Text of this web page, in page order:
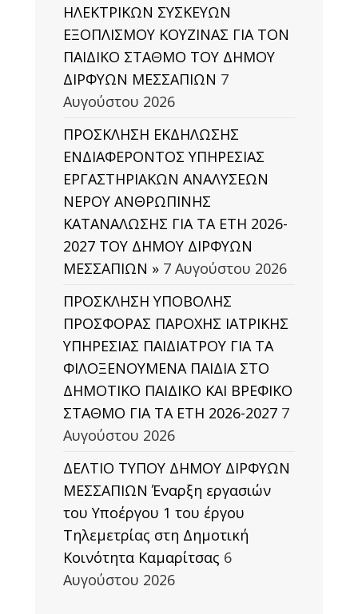
ΗΛΕΚΤΡΙΚΩΝ ΣΥΣΚΕΥΩΝ
ΕΞΟΠΛΙΣΜΟΥ ΚΟΥΖΙΝΑΣ ΓΙΑ ΤΟΝ
ΠΑΙΔΙΚΟ ΣΤΑΘΜΟ ΤΟΥ ΔΗΜΟΥ
ΔΙΡΦΥΩΝ ΜΕΣΣΑΠΙΩΝ 7
Αυγούστου 2026
ΠΡΟΣΚΛΗΣΗ ΕΚΔΗΛΩΣΗΣ
ΕΝΔΙΑΦΕΡΟΝΤΟΣ ΥΠΗΡΕΣΙΑΣ
ΕΡΓΑΣΤΗΡΙΑΚΩΝ ΑΝΑΛΥΣΕΩΝ
ΝΕΡΟΥ ΑΝΘΡΩΠΙΝΗΣ
ΚΑΤΑΝΑΛΩΣΗΣ ΓΙΑ ΤΑ ΕΤΗ 2026-
2027 ΤΟΥ ΔΗΜΟΥ ΔΙΡΦΥΩΝ
ΜΕΣΣΑΠΙΩΝ » 7 Αυγούστου 2026
ΠΡΟΣΚΛΗΣΗ ΥΠΟΒΟΛΗΣ
ΠΡΟΣΦΟΡΑΣ ΠΑΡΟΧΗΣ ΙΑΤΡΙΚΗΣ
ΥΠΗΡΕΣΙΑΣ ΠΑΙΔΙΑΤΡΟΥ ΓΙΑ ΤΑ
ΦΙΛΟΞΕΝΟΥΜΕΝΑ ΠΑΙΔΙΑ ΣΤΟ
ΔΗΜΟΤΙΚΟ ΠΑΙΔΙΚΟ ΚΑΙ ΒΡΕΦΙΚΟ
ΣΤΑΘΜΟ ΓΙΑ ΤΑ ΕΤΗ 2026-2027 7
Αυγούστου 2026
ΔΕΛΤΙΟ ΤΥΠΟΥ ΔΗΜΟΥ ΔΙΡΦΥΩΝ
ΜΕΣΣΑΠΙΩΝ Έναρξη εργασιών
του Υποέργου 1 του έργου
Τηλεμετρίας στη Δημοτική
Κοινότητα Καμαρίτσας 6
Αυγούστου 2026